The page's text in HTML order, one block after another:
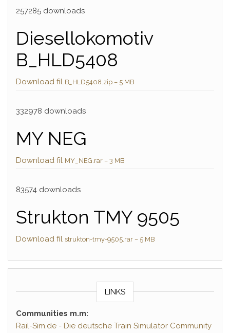
257285 downloads
Diesellokomotiv
B_HLD5408
Download fil B_HLD5408.zip – 5 MB
332978 downloads
MY NEG
Download fil MY_NEG.rar – 3 MB
83574 downloads
Strukton TMY 9505
Download fil strukton-tmy-9505.rar – 5 MB
LINKS
Communities m.m:
Rail-Sim.de - Die deutsche Train Simulator Community